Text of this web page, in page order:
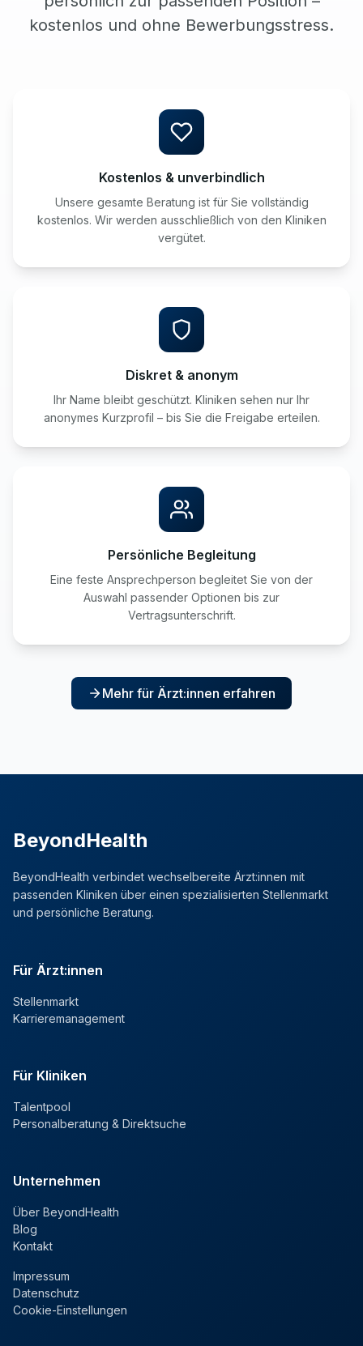
kostenlos und ohne Bewerbungsstress.
Kostenlos & unverbindlich
Unsere gesamte Beratung ist für Sie vollständig
kostenlos. Wir werden ausschließlich von den Kliniken
vergütet.
Diskret & anonym
Ihr Name bleibt geschützt. Kliniken sehen nur Ihr
anonymes Kurzprofil – bis Sie die Freigabe erteilen.
Persönliche Begleitung
Eine feste Ansprechperson begleitet Sie von der
Auswahl passender Optionen bis zur
Vertragsunterschrift.
Mehr für Ärzt:innen erfahren
BeyondHealth
BeyondHealth verbindet wechselbereite Ärzt:innen mit
passenden Kliniken über einen spezialisierten Stellenmarkt
und persönliche Beratung.
Für Ärzt:innen
Stellenmarkt
Karrieremanagement
Für Kliniken
Talentpool
Personalberatung & Direktsuche
Unternehmen
Über BeyondHealth
Blog
Kontakt
Impressum
Datenschutz
Cookie-Einstellungen